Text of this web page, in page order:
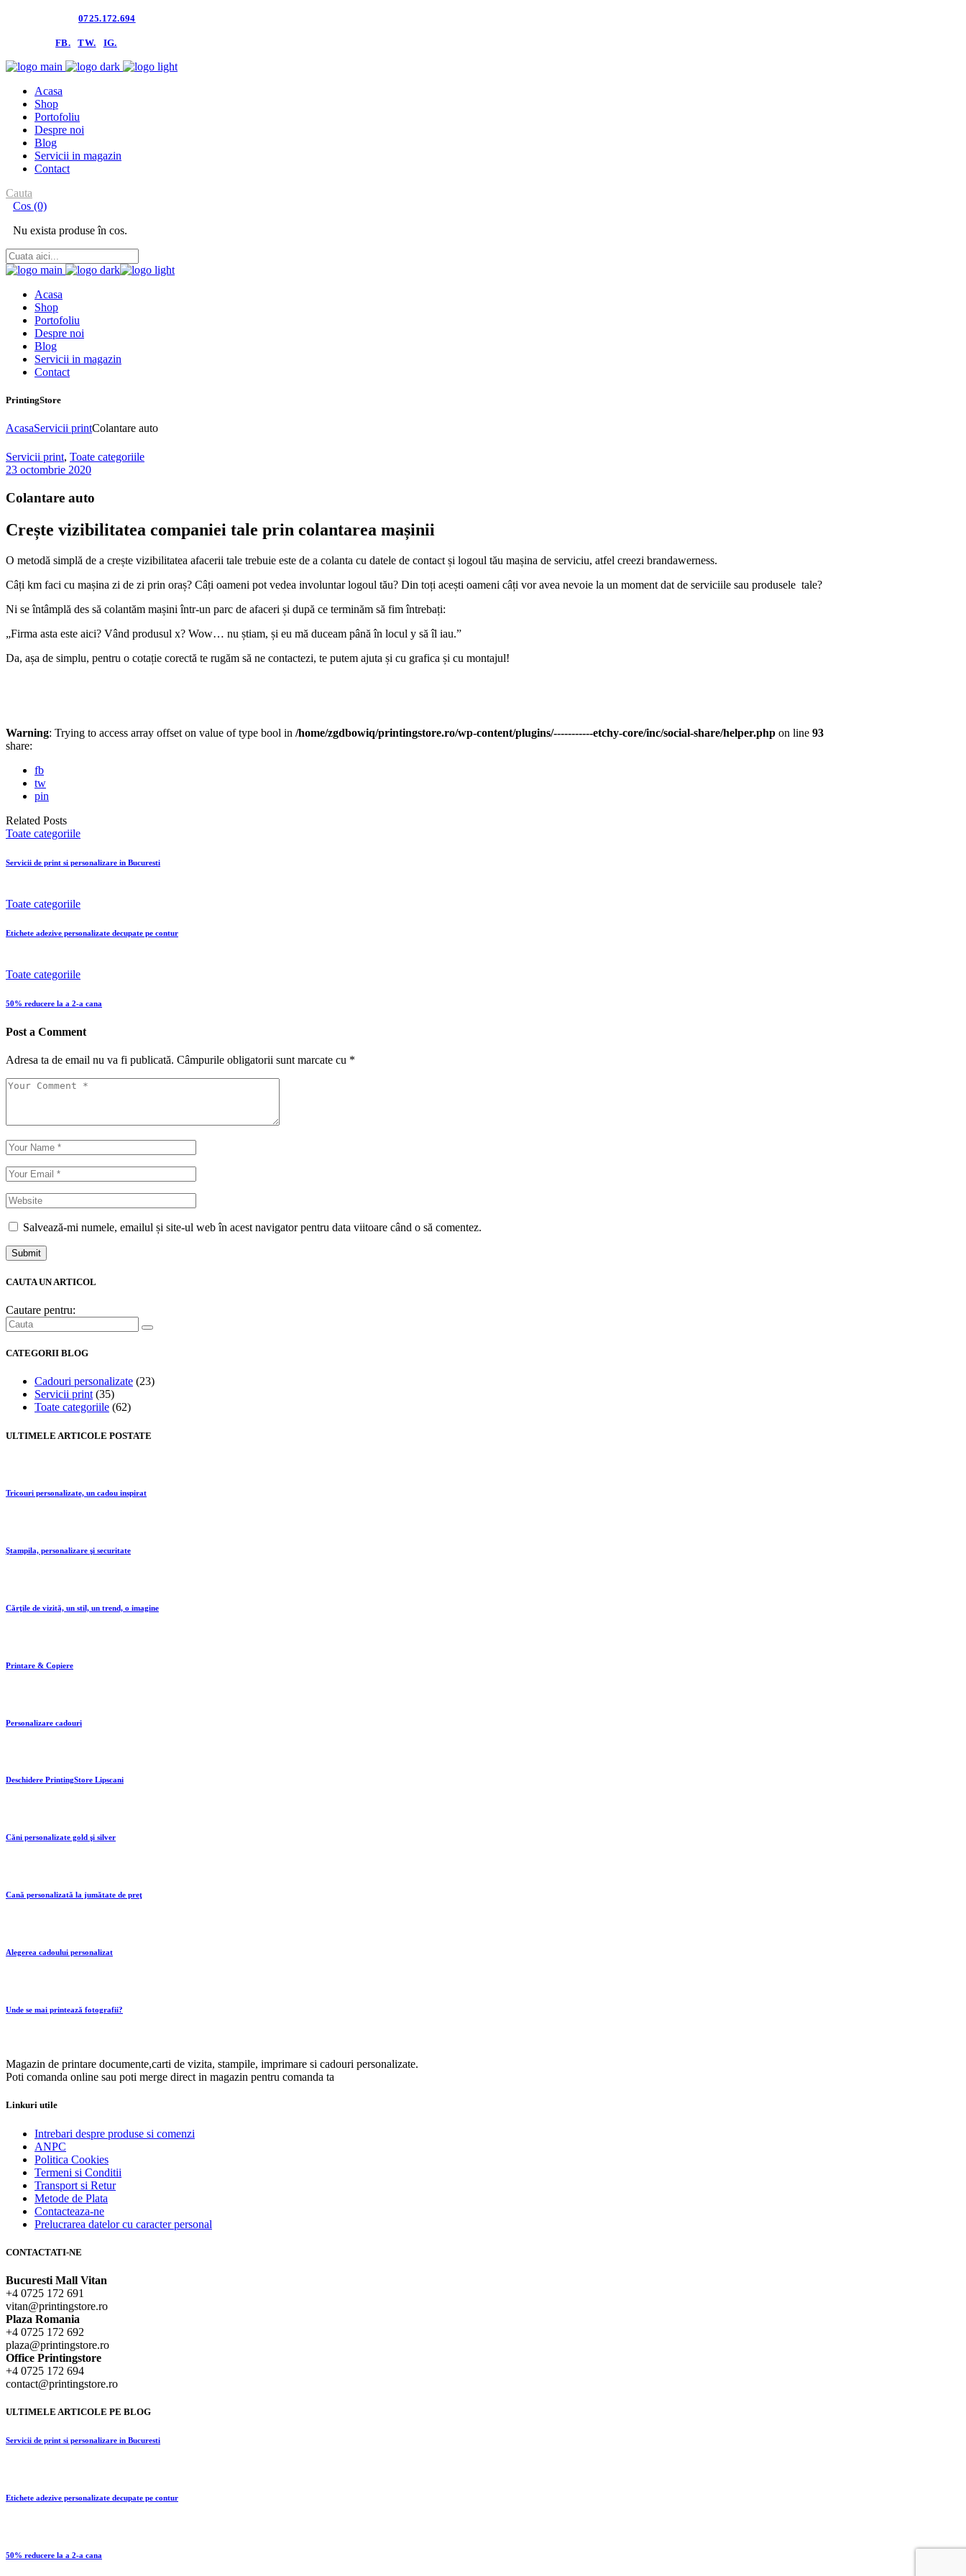
0725.172.694
FB. TW. IG.
Acasa
Shop
Portofoliu
Despre noi
Blog
Servicii in magazin
Contact
Cauta
Cos (0)
Nu exista produse în cos.
Acasa
Shop
Portofoliu
Despre noi
Blog
Servicii in magazin
Contact
PrintingStore
AcasaServicii printColantare auto
Servicii print, Toate categoriile
23 octombrie 2020
Colantare auto
Crește vizibilitatea companiei tale prin colantarea mașinii
O metodă simplă de a crește vizibilitatea afacerii tale trebuie este de a colanta cu datele de contact și logoul tău mașina de serviciu, atfel creezi brandawerness.
Câți km faci cu mașina zi de zi prin oraș? Câți oameni pot vedea involuntar logoul tău? Din toți acești oameni câți vor avea nevoie la un moment dat de serviciile sau produsele tale?
Ni se întâmplă des să colantăm mașini într-un parc de afaceri și după ce terminăm să fim întrebați:
„Firma asta este aici? Vând produsul x? Wow… nu știam, și eu mă duceam până în locul y să îl iau.”
Da, așa de simplu, pentru o cotație corectă te rugăm să ne contactezi, te putem ajuta și cu grafica și cu montajul!
Warning: Trying to access array offset on value of type bool in /home/zgdbowiq/printingstore.ro/wp-content/plugins/-----------etchy-core/inc/social-share/helper.php on line 93
share:
fb
tw
pin
Related Posts
Toate categoriile
Servicii de print si personalizare in Bucuresti
Toate categoriile
Etichete adezive personalizate decupate pe contur
Toate categoriile
50% reducere la a 2-a cana
Post a Comment
Adresa ta de email nu va fi publicată. Câmpurile obligatorii sunt marcate cu *
Salvează-mi numele, emailul și site-ul web în acest navigator pentru data viitoare când o să comentez.
Submit
CAUTA UN ARTICOL
Cautare pentru:
CATEGORII BLOG
Cadouri personalizate (23)
Servicii print(35)
Toate categoriile (62)
ULTIMELE ARTICOLE POSTATE
Tricouri personalizate, un cadou inspirat
Ştampila, personalizare şi securitate
Cărţile de vizită, un stil, un trend, o imagine
Printare & Copiere
Personalizare cadouri
Deschidere PrintingStore Lipscani
Căni personalizate gold şi silver
Cană personalizată la jumătate de preţ
Alegerea cadoului personalizat
Unde se mai printează fotografii?
Magazin de printare documente,carti de vizita, stampile, imprimare si cadouri personalizate.
Poti comanda online sau poti merge direct in magazin pentru comanda ta
Linkuri utile
Intrebari despre produse si comenzi
ANPC
Politica Cookies
Termeni si Conditii
Transport si Retur
Metode de Plata
Contacteaza-ne
Prelucrarea datelor cu caracter personal
CONTACTATI-NE
Bucuresti Mall Vitan
+4 0725 172 691
vitan@printingstore.ro
Plaza Romania
+4 0725 172 692
plaza@printingstore.ro
Office Printingstore
+4 0725 172 694
contact@printingstore.ro
ULTIMELE ARTICOLE PE BLOG
Servicii de print si personalizare in Bucuresti
Etichete adezive personalizate decupate pe contur
50% reducere la a 2-a cana